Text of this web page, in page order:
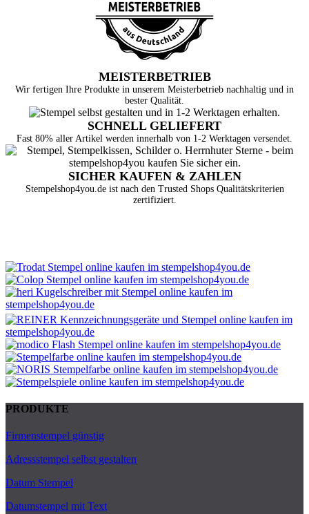
MEISTERBETRIEB
Wir fertigen Ihre Produkte in unserem Meisterbetrieb nachhaltig und in
bester Qualität.
SCHNELL GELIEFERT
Fast 80% aller Artikel werden innerhalb von 1-2 Werktagen versendet.
SICHER KAUFEN & ZAHLEN
Stempelshop4you.de ist nach den Trusted Shops Qualitätskriterien
zertifiziert.
PRODUKTE
Firmenstempel günstig
Adressstempel selbst gestalten
Datum Stempel
Datumstempel mit Text